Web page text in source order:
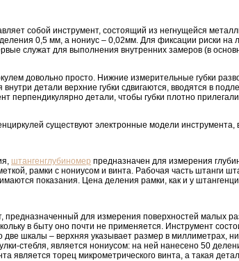
собой инструмент, состоящий из негнущейся
0,5 мм, а нониус – 0,02мм. Для фиксации риски
служат для выполнения внутренних замеров (в
довольно просто. Нижние измерительные губки
детали верхние губки сдвигаются, вводятся в
перпендикулярно детали, чтобы губки плотно
существуют электронные модели
штангенглубиномер предназначен для измерения
рамки с нониусом и винта. Рабочая часть штанги
показания. Цена деления рамки, как и у
предназначенный для измерения поверхностей малых
в быту оно почти не применяется. Инструмент
две шкалы – верхняя указывает размер в миллиметрах,
стебля, является нониусом: на ней нанесено 50
является торец микрометрического винта, а такая